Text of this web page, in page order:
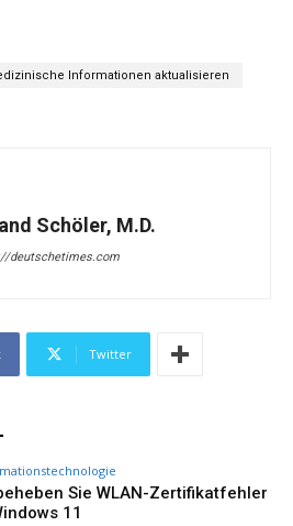
Informationen aktualisieren
Schöler, M.D.
deutschetimes.com
Twitter
Sie WLAN-Zertifikatfehler
11